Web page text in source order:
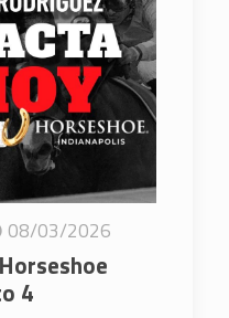
08/03/2026
4